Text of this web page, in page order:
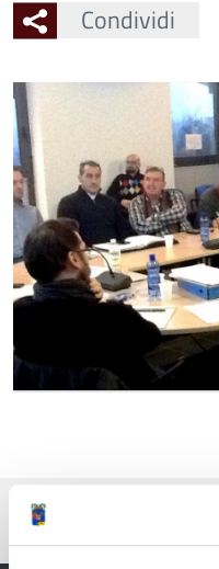
Condividi
Ingrandisci
l'immagine
Pubblicato: 27 Dicembre 2014
Ultima modifica: 25 Giugno 2020